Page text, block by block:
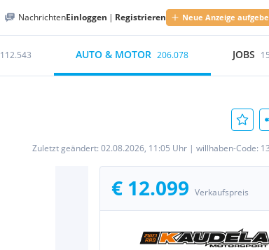
NachrichtenEinloggen | Registrieren Neue Anzeige
112.543 AUTO & MOTOR 206.078 JOBS
Zuletzt geändert: 02.08.2026, 11:05 Uhr | willhaben-Code:
€ 12.099 Verkaufspreis